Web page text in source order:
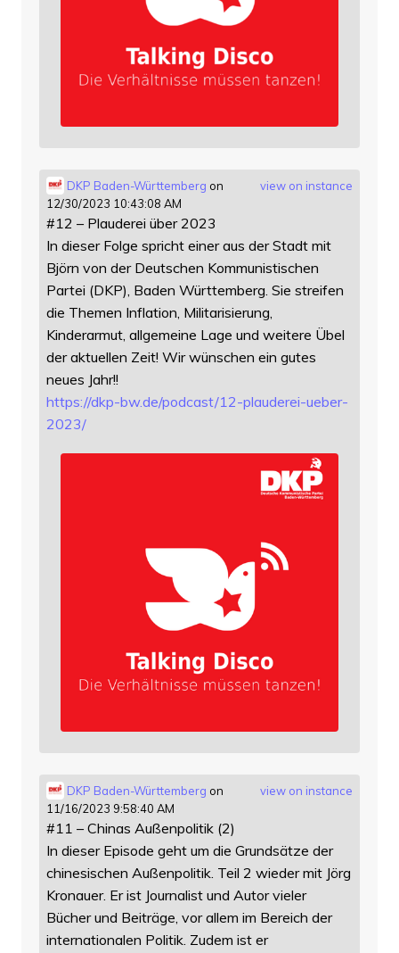
view on instance
DKP Baden-Württemberg on
12/30/2023 10:43:08 AM
#12 – Plauderei über 2023
In dieser Folge spricht einer aus der Stadt mit
Björn von der Deutschen Kommunistischen
Partei (DKP), Baden Württemberg. Sie streifen
die Themen Inflation, Militarisierung,
Kinderarmut, allgemeine Lage und weitere Übel
der aktuellen Zeit! Wir wünschen ein gutes
neues Jahr!!
https://dkp-bw.de/podcast/12-plauderei-ueber-
2023/
view on instance
DKP Baden-Württemberg on
11/16/2023 9:58:40 AM
#11 – Chinas Außenpolitik (2)
In dieser Episode geht um die Grundsätze der
chinesischen Außenpolitik. Teil 2 wieder mit Jörg
Kronauer. Er ist Journalist und Autor vieler
Bücher und Beiträge, vor allem im Bereich der
internationalen Politik. Zudem ist er